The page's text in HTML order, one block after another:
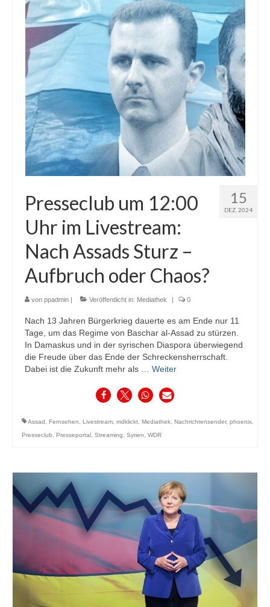
15
DEZ. 2024
Presseclub um 12:00
Uhr im Livestream:
Nach Assads Sturz –
Aufbruch oder Chaos?
von ppadmin Veröffentlicht in: Mediathek 0
Nach 13 Jahren Bürgerkrieg dauerte es am Ende nur 11
Tage, um das Regime von Baschar al-Assad zu stürzen.
In Damaskus und in der syrischen Diaspora überwiegend
die Freude über das Ende der Schreckensherrschaft.
Dabei ist die Zukunft mehr als … Weiter
Assad , Fernsehen, Livestream, mdklickt, Mediathek, Nachrichtensender, phoenix,
Presseclub, Presseportal , Streaming, Syrien, WDR